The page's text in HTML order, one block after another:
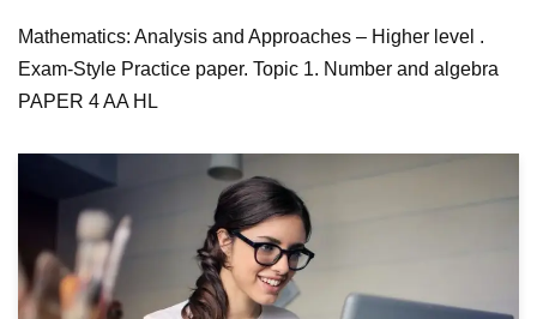
Mathematics: Analysis and Approaches – Higher level .
Exam-Style Practice paper. Topic 1. Number and algebra
PAPER 4 AA HL